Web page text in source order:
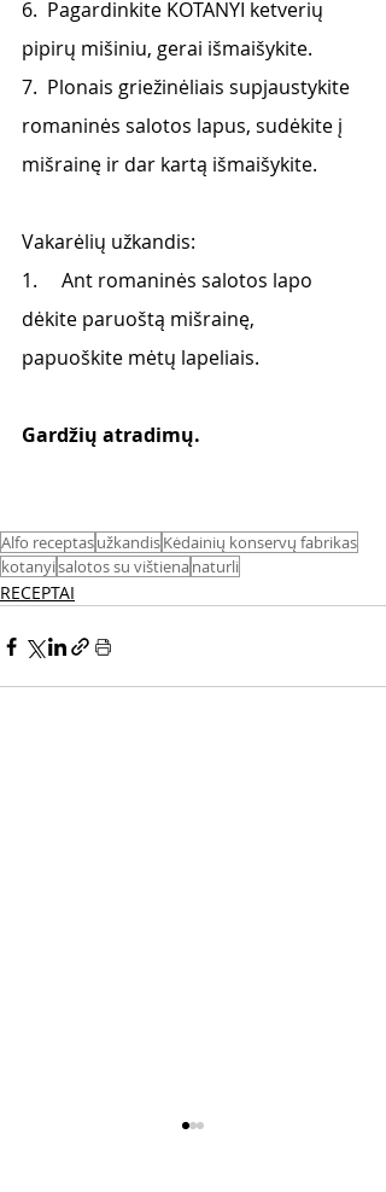
6.  Pagardinkite KOTANYI ketverių
pipirų mišiniu, gerai išmaišykite.
7.  Plonais griežinėliais supjaustykite
romaninės salotos lapus, sudėkite į
mišrainę ir dar kartą išmaišykite.
Vakarėlių užkandis:
1.     Ant romaninės salotos lapo
dėkite paruoštą mišrainę,
papuoškite mėtų lapeliais.
Gardžių atradimų.
Alfo receptasužkandisKėdainių konservų fabrikas
kotanyisalotos su vištienanaturli
RECEPTAI